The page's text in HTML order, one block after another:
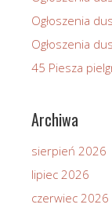
Ogłoszenia
Ogłoszenia
45 Piesza
Archiwa
sierpień 2026
lipiec 2026
czerwiec 2026